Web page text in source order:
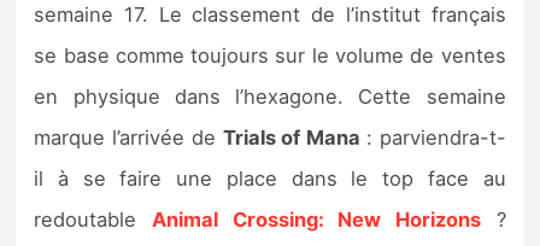
Autres tests
Previews
Précommandes
Précommandes jeux Switch 2
semaine 17. Le classement de l’institut français
se base comme toujours sur le volume de ventes
en physique dans l’hexagone. Cette semaine
marque l’arrivée de Trials of Mana : parviendra-t-
il à se faire une place dans le top face au
redoutable Animal Crossing: New Horizons ?